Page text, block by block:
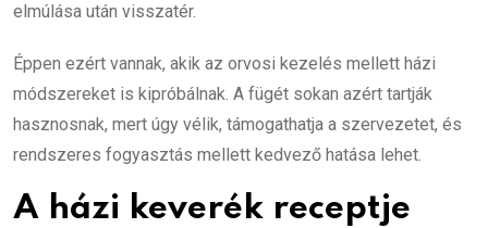
elmúlása után visszatér.
Éppen ezért vannak, akik az orvosi kezelés mellett házi
módszereket is kipróbálnak. A fügét sokan azért tartják
hasznosnak, mert úgy vélik, támogathatja a szervezetet, és
rendszeres fogyasztás mellett kedvező hatása lehet.
A házi keverék receptje